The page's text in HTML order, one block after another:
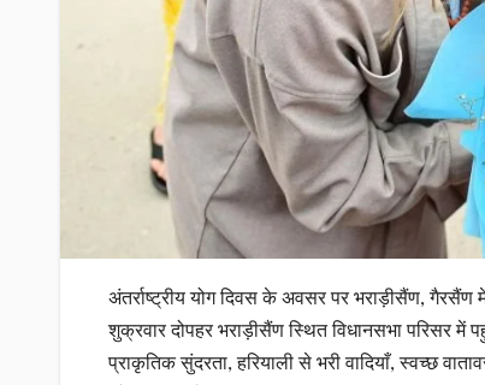
अंतर्राष्ट्रीय योग दिवस के अवसर पर भराड़ीसैंण,
शुक्रवार दोपहर भराड़ीसैंण स्थित विधानसभा परिसर में
प्राकृतिक सुंदरता, हरियाली से भरी वादियाँ, स्वच्छ